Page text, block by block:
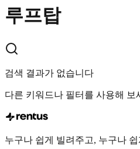
루프탑
검색 결과가 없습니다
다른 키워드나 필터를 사용해 보
누구나 쉽게 빌려주고, 누구나